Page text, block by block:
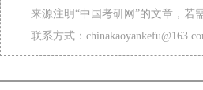
来源注明“中国考研网”的文章，若
联系方式：